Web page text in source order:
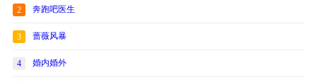
2 奔跑吧医生
3 蔷薇风暴
4 婚内婚外